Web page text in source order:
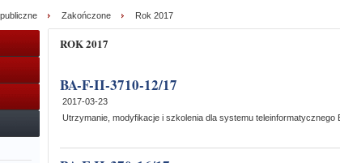
Zakończone Rok 2017
ROK 2017
BA-F-II-3710-12/17
2017-03-23
Utrzymanie, modyfikacje i szkolenia dla systemu teleinformatycznego